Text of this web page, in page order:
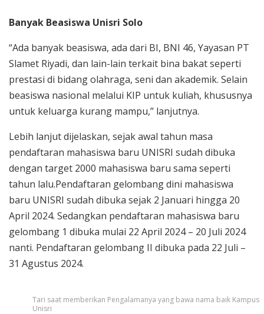
Banyak Beasiswa Unisri Solo
“Ada banyak beasiswa, ada dari BI, BNI 46, Yayasan PT
Slamet Riyadi, dan lain-lain terkait bina bakat seperti
prestasi di bidang olahraga, seni dan akademik. Selain
beasiswa nasional melalui KIP untuk kuliah, khususnya
untuk keluarga kurang mampu,” lanjutnya.
Lebih lanjut dijelaskan, sejak awal tahun masa
pendaftaran mahasiswa baru UNISRI sudah dibuka
dengan target 2000 mahasiswa baru sama seperti
tahun lalu.Pendaftaran gelombang dini mahasiswa
baru UNISRI sudah dibuka sejak 2 Januari hingga 20
April 2024. Sedangkan pendaftaran mahasiswa baru
gelombang 1 dibuka mulai 22 April 2024 – 20 Juli 2024
nanti. Pendaftaran gelombang II dibuka pada 22 Juli –
31 Agustus 2024.
Tari saat memberikan Pengalamanya yang bawa nama baik Kampus
Unisri